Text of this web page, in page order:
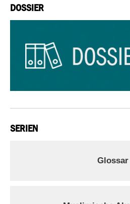
DOSSIER
SERIEN
Glossar